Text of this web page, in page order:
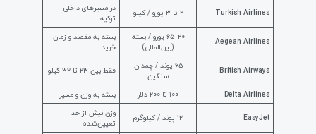
Turkish Airlines
۲ تا ۳ یورو / کیلو
در مسیرهای داخلی
ترکیه
Aegean Airlines
۲۰–۶۵ یورو / بسته
(بین‌المللی)
بسته به مقصد و زمان
خرید
British Airways
۶۵ پوند / چمدان
سنگین
فقط بین ۲۳ تا ۳۲ کیلو
Delta Airlines
۱۰۰ تا ۲۰۰ دلار
بسته به وزن و مسیر
EasyJet
۱۲ پوند / کیلوگرم
وزن بیش از حد
تعیین‌شده